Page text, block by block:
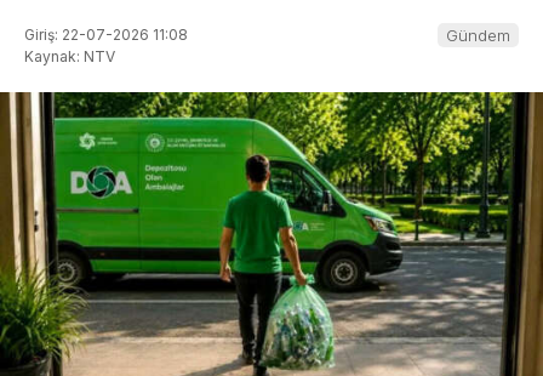
Giriş: 22-07-2026 11:08
Kaynak: NTV
Gündem